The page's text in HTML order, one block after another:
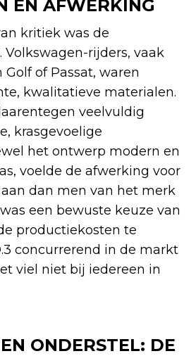
EN AFWERKING
kritiek was de
rijders, vaak
of Passat, waren
kwalitatieve materialen.
veelvuldig
krasgevoelige
het ontwerp modern en
voelde de afwerking voor
dan men van het merk
een bewuste keuze van
productiekosten te
concurrerend in de markt
viel niet bij iedereen in
ONDERSTEL: DE